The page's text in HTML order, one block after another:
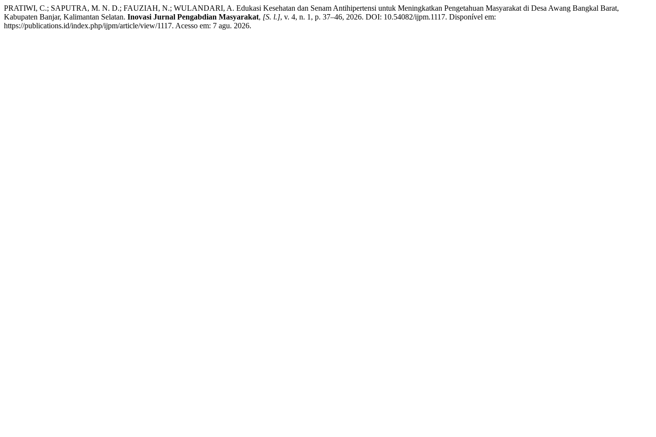
PRATIWI, C.; SAPUTRA, M. N. D.; FAUZIAH, N.; WULANDARI, A. Edukasi Kesehatan dan Senam Antihipertensi untuk Meningkatkan Pengetahuan Masyarakat di Desa Awang Bangkal Barat,
Kabupaten Banjar, Kalimantan Selatan. Inovasi Jurnal Pengabdian Masyarakat, [S. l.], v. 4, n. 1, p. 37–46, 2026. DOI: 10.54082/ijpm.1117. Disponível em:
https://publications.id/index.php/ijpm/article/view/1117. Acesso em: 7 agu. 2026.